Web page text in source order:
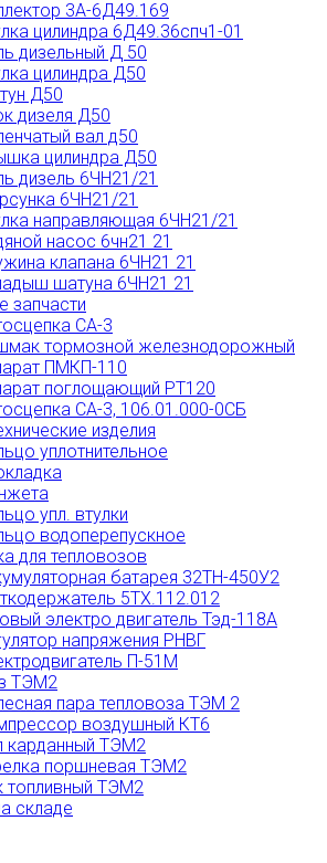
3А-6Д49.169
цилиндра 6Д49.36спч1-01
дизельный Д 50
цилиндра Д50
Д50
дизеля Д50
вал д50
цилиндра Д50
дизель 6ЧН21/21
6ЧН21/21
направляющая 6ЧН21/21
насос 6чн21 21
клапана 6ЧН21 21
шатуна 6ЧН21 21
запчасти
СА-3
тормозной железнодорожный
ПМКП-110
поглощающий РТ120
СА-3, 106.01.000-0СБ
изделия
уплотнительное
упл. втулки
водоперепускное
для тепловозов
батарея 32ТН-450У2
5ТХ.112.012
электро двигатель Тэд-118А
напряжения РНВГ
П-51М
ТЭМ2
пара тепловоза ТЭМ 2
воздушный КТ6
карданный ТЭМ2
поршневая ТЭМ2
топливный ТЭМ2
складе